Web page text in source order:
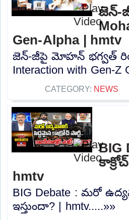
జెన్-
Gen-Alpha | hmtv
జెన్-జీపై మోహన్ భగ్వత్
Interaction with Gen-Z
CATEGORY: NEWS
BIG
hmtv
BIG Debate : మరో
ఇస్తుందా? | hmtv.....»»